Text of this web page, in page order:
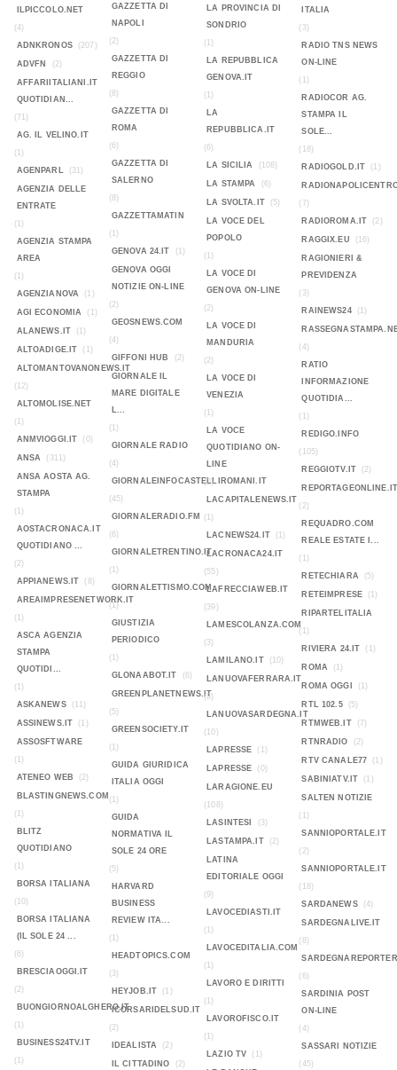
ILPICCOLO.NET
(4)
ADNKRONOS
(207)
ADVFN (2)
AFFARIITALIANI.IT
QUOTIDIAN...
(71)
AG. IL VELINO.IT
(1)
AGENPARL
(31)
AGENZIA DELLE
ENTRATE
(1)
AGENZIA STAMPA
AREA
(1)
AGENZIANOVA
(1)
AGI ECONOMIA (1)
ALANEWS.IT (1)
ALTOADIGE.IT (1)
ALTOMANTOVANONEWS.IT
(12)
ALTOMOLISE.NET
(1)
ANMVIOGGI.IT
(0)
ANSA (311)
ANSA AOSTA AG.
STAMPA
(1)
AOSTACRONACA.IT
QUOTIDIANO ...
(2)
APPIANEWS.IT
(8)
AREAIMPRESENETWORK.IT
(1)
ASCA AGENZIA
STAMPA
QUOTIDI...
(1)
ASKANEWS
(11)
ASSINEWS.IT (1)
ASSOSFTWARE
(1)
ATENEO WEB
(2)
BLASTINGNEWS.COM
(1)
BLITZ
QUOTIDIANO
(1)
BORSA ITALIANA
(10)
BORSA ITALIANA
(IL SOLE 24 ...
(6)
BRESCIAOGGI.IT
(2)
BUONGIORNOALGHERO.IT
(1)
BUSINESS24TV.IT
(1)
GAZZETTA DI
NAPOLI
(2)
GAZZETTA DI
REGGIO
(8)
GAZZETTA DI
ROMA
(6)
GAZZETTA DI
SALERNO
(8)
GAZZETTAMATIN
(1)
GENOVA 24.IT
(1)
GENOVA OGGI
NOTIZIE ON-LINE
(2)
GEOSNEWS.COM
(4)
GIFFONI HUB
(2)
GIORNALE IL
MARE DIGITALE
L...
(1)
GIORNALE RADIO
(4)
GIORNALEINFOCASTELLIROMANI.IT
(45)
GIORNALERADIO.FM
(6)
GIORNALETRENTINO.IT
(1)
GIORNALETTISMO.COM
(1)
GIUSTIZIA
PERIODICO
(1)
GLONAABOT.IT
(6)
GREENPLANETNEWS.IT
(5)
GREENSOCIETY.IT
(1)
GUIDA GIURIDICA
ITALIA OGGI
(1)
GUIDA
NORMATIVA IL
SOLE 24 ORE
(5)
HARVARD
BUSINESS
REVIEW ITA...
(1)
HEADTOPICS.COM
(3)
HEYJOB.IT
(1)
ICORSARIDELSUD.IT
(2)
IDEALISTA
(2)
IL CITTADINO (2)
LA PROVINCIA DI
SONDRIO
(1)
LA REPUBBLICA
GENOVA.IT
(1)
LA
REPUBBLICA.IT
(6)
LA SICILIA
(108)
LA STAMPA (6)
LA SVOLTA.IT (5)
LA VOCE DEL
POPOLO
(1)
LA VOCE DI
GENOVA ON-LINE
(2)
LA VOCE DI
MANDURIA
(2)
LA VOCE DI
VENEZIA
(1)
LA VOCE
QUOTIDIANO ON-
LINE
(2)
LACAPITALENEWS.IT
(1)
LACNEWS24.IT
(1)
LACRONACA24.IT
(55)
LAFRECCIAWEB.IT
(39)
LAMESCOLANZA.COM
(3)
LAMILANO.IT
(10)
LANUOVAFERRARA.IT
(8)
LANUOVASARDEGNA.IT
(10)
LAPRESSE
(1)
LAPRESSE (0)
LARAGIONE.EU
(108)
LASINTESI
(3)
LASTAMPA.IT (2)
LATINA
EDITORIALE OGGI
(9)
LAVOCEDIASTI.IT
(1)
LAVOCEDITALIA.COM
(1)
LAVORO E DIRITTI
(1)
LAVOROFISCO.IT
(1)
LAZIO TV
(1)
ITALIA
(3)
RADIO TNS NEWS
ON-LINE
(1)
RADIOCOR AG.
STAMPA IL
SOLE...
(18)
RADIOGOLD.IT
(1)
(7)
RADIOROMA.IT
(2)
RAGGIX.EU (16)
RAGIONIERI &
PREVIDENZA
(3)
RAINEWS24
(1)
(4)
RATIO
INFORMAZIONE
QUOTIDIA...
(1)
REDIGO.INFO
(105)
REGGIOTV.IT
(2)
REPORTAGEONLINE.IT
(2)
REQUADRO.COM
REALE ESTATE I...
(1)
RETECHIARA
(5)
RETEIMPRESE (1)
RIPARTELITALIA
(1)
RIVIERA 24.IT
(1)
ROMA (1)
ROMA OGGI (1)
RTL 102.5 (5)
RTMWEB.IT (7)
RTNRADIO (2)
RTV CANALE77 (1)
SABINIATV.IT (1)
SALTEN NOTIZIE
(1)
SANNIOPORTALE.IT
(2)
SANNIOPORTALE.IT
(18)
SARDANEWS
(4)
SARDEGNALIVE.IT
(8)
(6)
SARDINIA POST
ON-LINE
(4)
SASSARI NOTIZIE
(45)